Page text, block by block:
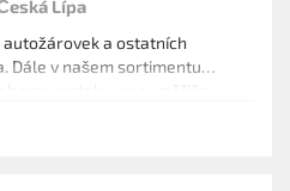
Lípa
a ostatních
Dále v našem sortimentu
pro vozíky, motocyklové helmy,
oleje, nářadí, střešní nosiče,